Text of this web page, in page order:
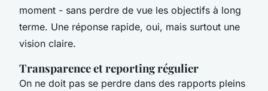
moment - sans perdre de vue les objectifs à long
terme. Une réponse rapide, oui, mais surtout une
vision claire.
Transparence et reporting régulier
On ne doit pas se perdre dans des rapports pleins